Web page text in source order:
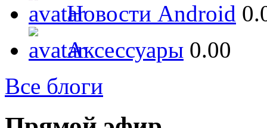
Новости Android
Аксессуары 0.00
Все блоги